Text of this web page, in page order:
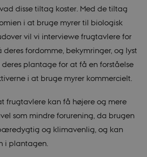
disse tiltag koster. Med de tiltag
i at bruge myrer til biologisk
vil vi interviewe frugtavlere for
fordomme, bekymringer, og lyst
plantage for at få en forståelse
i at bruge myrer kommercielt.
frugtavlere kan få højere og mere
som mindre forurening, da brugen
og klimavenlig, og kan
i plantagen.